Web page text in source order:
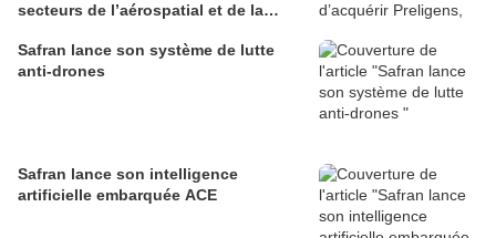
secteurs de l’aérospatial et de la
Safran lance son système de lutte
anti-drones
Safran lance son intelligence
artificielle embarquée ACE